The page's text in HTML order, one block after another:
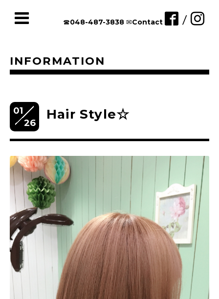
☎︎048-487-3838 ✉︎Contact /
INFORMATION
01
26
Hair Style☆